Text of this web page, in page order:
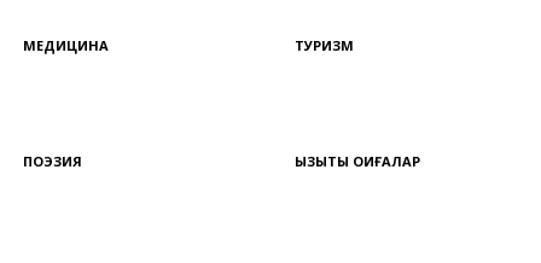
МЕДИЦИНА ТУРИЗМ
ПОЭЗИЯ ҚЫЗЫҚТЫ ОҚИҒАЛАР